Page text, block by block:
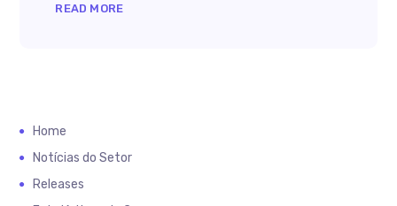
READ MORE
Home
Notícias do Setor
Releases